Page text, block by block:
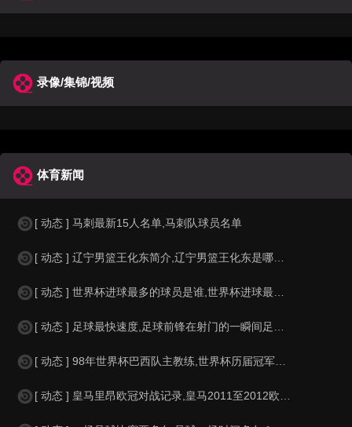
录像/集锦/视频
体育新闻
[ 动态 ] 马刺最新15人名单,马刺队球员名单
[ 动态 ] 辽宁男篮王化东简介,辽宁男篮王化东是哪里人？
[ 动态 ] 世界杯进球最多的球员是谁,世界杯进球最多的球员是谁？
[ 动态 ] 足球最快速度,足球前锋在射门的一瞬间足球的速度有多快？？
[ 动态 ] 98年世界杯巴西队主教练,世界杯历届冠军球队教练
[ 动态 ] 皇马里昂欧冠对战记录,皇马2011至2012欧冠赛程&nbs